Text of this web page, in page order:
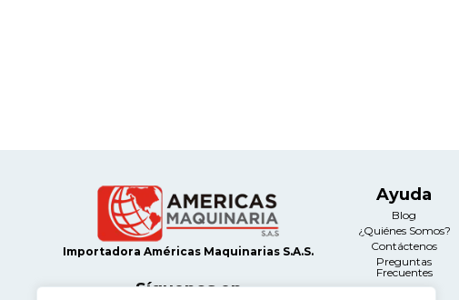
Importadora Américas Maquinarias S.A.S.
Síguenos en
Ayuda
Blog
¿Quiénes Somos?
Contáctenos
Preguntas
Frecuentes